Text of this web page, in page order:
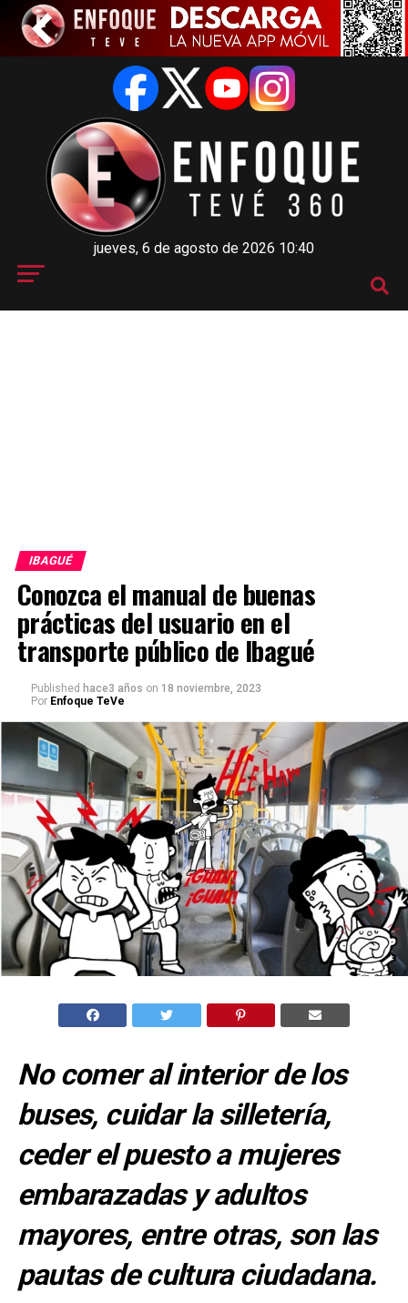
jueves, 6 de agosto de 2026 10:40
IBAGUÉ
Conozca el manual de buenas
prácticas del usuario en el
transporte público de Ibagué
Published hace3 años on 18 noviembre, 2023
Por Enfoque TeVe
No comer al interior de los
buses, cuidar la silletería,
ceder el puesto a mujeres
embarazadas y adultos
mayores, entre otras, son las
pautas de cultura ciudadana.